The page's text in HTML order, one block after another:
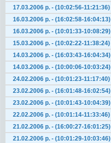
17.03.2006 р. - (10:02:56-11:21:36)
16.03.2006 р. - (16:02:58-16:04:13)
16.03.2006 р. - (10:01:33-10:08:29)
15.03.2006 р. - (10:02:22-11:38:24)
14.03.2006 р. - (16:03:43-16:04:34)
14.03.2006 р. - (10:00:06-10:03:24)
24.02.2006 р. - (10:01:23-11:17:40)
23.02.2006 р. - (16:01:48-16:02:54)
23.02.2006 р. - (10:01:43-10:04:39)
22.02.2006 р. - (10:01:14-11:33:46)
21.02.2006 р. - (16:00:27-16:01:25)
21.02.2006 р. - (10:01:29-10:03:46)